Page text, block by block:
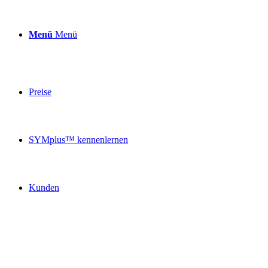
Menü Menü
Preise
SYMplus™ kennenlernen
Kunden